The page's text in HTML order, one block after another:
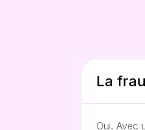
La
Oui. Avec